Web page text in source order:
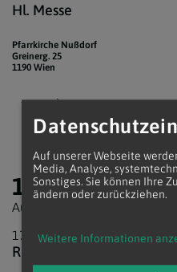
Hl. Messe
Pfarrkirche Nußdorf
Greinerg. 25
1190 Wien
13.
August 2026
17:30 Uhr
Rosenkranz
Auf unserer Webseite
Media, Analyse,
Sonstiges. Sie können Ihre
ändern oder zurückziehen.
Weitere Informationen